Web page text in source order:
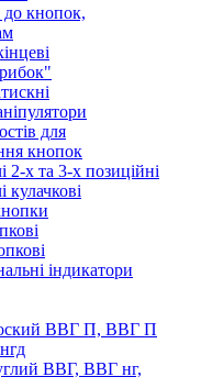
до кнопок,
для
кнопок
2-х та 3-х позиційні
кулачкові
індикатори
ВВГ П, ВВГ П
ВВГ, ВВГ нг,